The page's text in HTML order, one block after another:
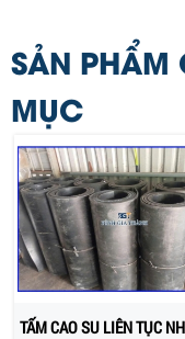
SẢN PHẨM
MỤC
TẤM CAO SU LIÊN TỤC